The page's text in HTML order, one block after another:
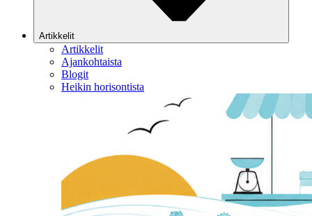
Artikkelit
Artikkelit
Ajankohtaista
Blogit
Heikin horisontista